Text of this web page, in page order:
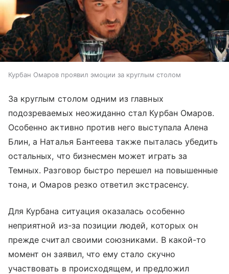
Курбан Омаров проявил эмоции за круглым столом
За круглым столом одним из главных
подозреваемых неожиданно стал Курбан Омаров.
Особенно активно против него выступала Алена
Блин, а Наталья Бантеева также пыталась убедить
остальных, что бизнесмен может играть за
Темных. Разговор быстро перешел на повышенные
тона, и Омаров резко ответил экстрасенсу.
Для Курбана ситуация оказалась особенно
неприятной из-за позиции людей, которых он
прежде считал своими союзниками. В какой-то
момент он заявил, что ему стало скучно
участвовать в происходящем, и предложил